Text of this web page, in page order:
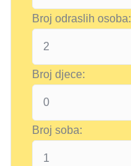
Broj odraslih osoba:
Broj djece:
Broj soba: